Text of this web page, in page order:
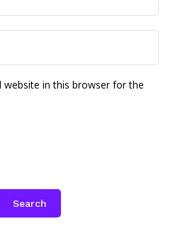
website in this browser for the
Search